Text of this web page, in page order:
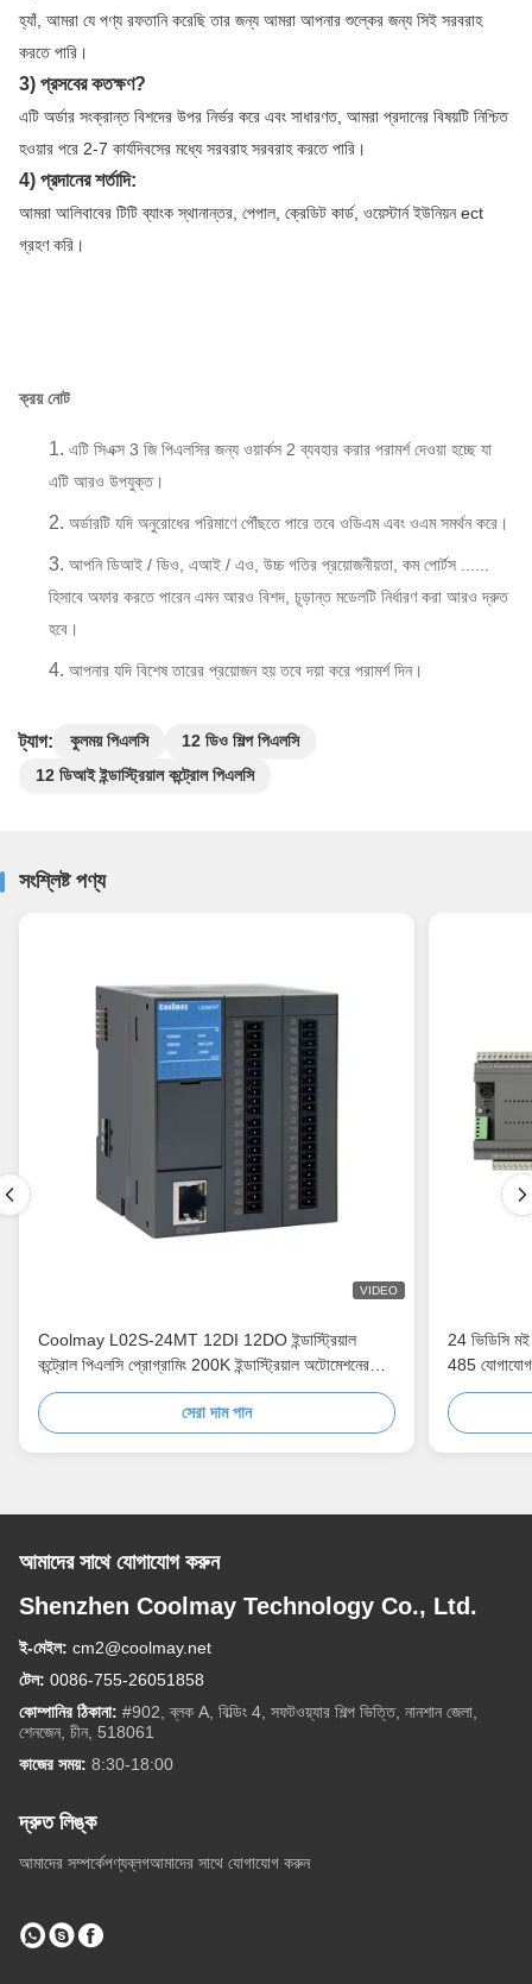
হ্যাঁ, আমরা যে পণ্য রফতানি করেছি তার জন্য আমরা আপনার শুল্কের জন্য সিই সরবরাহ
করতে পারি।
3) প্রসবের কতক্ষণ?
এটি অর্ডার সংক্রান্ত বিশদের উপর নির্ভর করে এবং সাধারণত, আমরা প্রদানের বিষয়টি নিশ্চিত
হওয়ার পরে 2-7 কার্যদিবসের মধ্যে সরবরাহ সরবরাহ করতে পারি।
4) প্রদানের শর্তাদি:
আমরা আলিবাবের টিটি ব্যাংক স্থানান্তর, পেপাল, ক্রেডিট কার্ড, ওয়েস্টার্ন ইউনিয়ন ect
গ্রহণ করি।
ক্রয় নোট
এটি সিএক্স 3 জি পিএলসির জন্য ওয়ার্কস 2 ব্যবহার করার পরামর্শ দেওয়া হচ্ছে যা
এটি আরও উপযুক্ত।
অর্ডারটি যদি অনুরোধের পরিমাণে পৌঁছতে পারে তবে ওডিএম এবং ওএম সমর্থন করে।
আপনি ডিআই / ডিও, এআই / এও, উচ্চ গতির প্রয়োজনীয়তা, কম পোর্টস ......
হিসাবে অফার করতে পারেন এমন আরও বিশদ, চূড়ান্ত মডেলটি নির্ধারণ করা আরও দ্রুত
হবে।
আপনার যদি বিশেষ তারের প্রয়োজন হয় তবে দয়া করে পরামর্শ দিন।
ট্যাগ: কুলময় পিএলসি
12 ডিও শিল্প পিএলসি
12 ডিআই ইন্ডাস্ট্রিয়াল কন্ট্রোল পিএলসি
সংশ্লিষ্ট পণ্য
VIDEO
Coolmay L02S-24MT 12DI 12DO ইন্ডাস্ট্রিয়াল
কন্ট্রোল পিএলসি প্রোগ্রামিং 200K ইন্ডাস্ট্রিয়াল অটোমেশনের
জন্য পিএলসি 24VDC ইনপুট ডিজিটাল প্রোগ্রামযোগ্য কন্ট্রোলার
সেরা দাম পান
24 ভিডিসি
485 যোগাযোগ
আমাদের সাথে যোগাযোগ করুন
Shenzhen Coolmay Technology Co., Ltd.
ই-মেইল: cm2@coolmay.net
টেল: 0086-755-26051858
কোম্পানির ঠিকানা: #902, ব্লক A, বিল্ডিং 4, সফটওয়্যার শিল্প ভিত্তি, নানশান জেলা,
শেনজেন, চীন, 518061
কাজের সময়: 8:30-18:00
দ্রুত লিঙ্ক
আমাদের সম্পর্কেপণ্যব্লগআমাদের সাথে যোগাযোগ করুন